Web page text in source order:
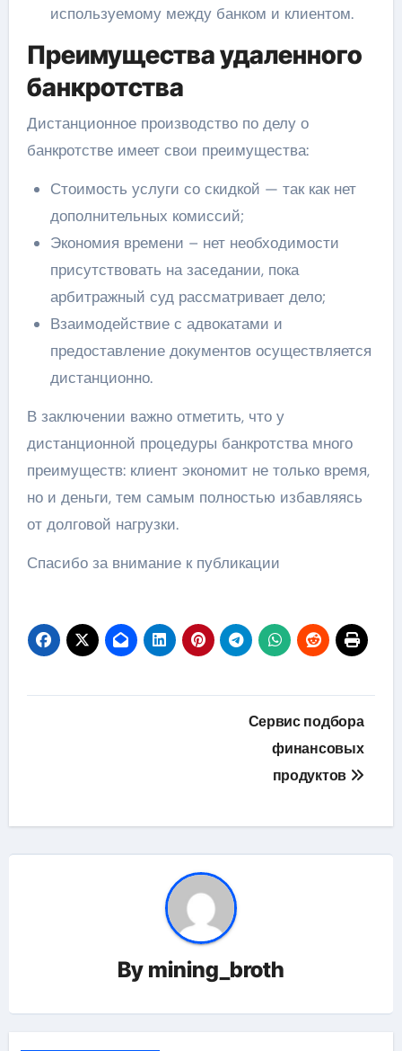
используемому между банком и клиентом.
Преимущества удаленного
банкротства
Дистанционное производство по делу о
банкротстве имеет свои преимущества:
Стоимость услуги со скидкой — так как нет
дополнительных комиссий;
Экономия времени – нет необходимости
присутствовать на заседании, пока
арбитражный суд рассматривает дело;
Взаимодействие с адвокатами и
предоставление документов осуществляется
дистанционно.
В заключении важно отметить, что у
дистанционной процедуры банкротства много
преимуществ: клиент экономит не только время,
но и деньги, тем самым полностью избавляясь
от долговой нагрузки.
Спасибо за внимание к публикации
Сервис подбора
финансовых
продуктов
By mining_broth